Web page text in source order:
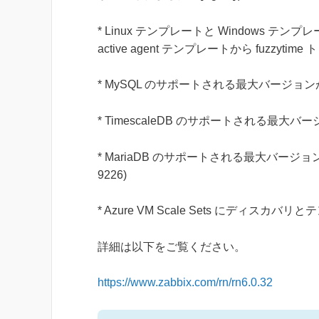
* Linux テンプレートと Windows テンプ
active agent テンプレートから fuzzytime
* MySQL のサポートされる最大バージョ
* TimescaleDB のサポートされる最大バ
* MariaDB のサポートされる最大バージョ
9226)
* Azure VM Scale Sets にディスカバリと
詳細は以下をご覧ください。
https://www.zabbix.com/rn/rn6.0.32